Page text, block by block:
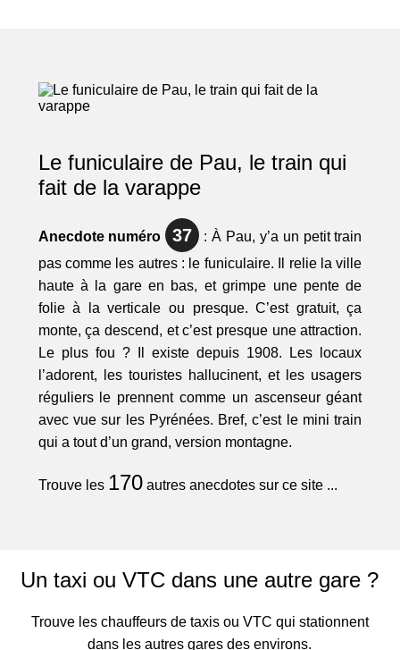
Le funiculaire de Pau, le train qui
fait de la varappe
Anecdote numéro 37
: À Pau, y’a un petit train
pas comme les autres : le funiculaire. Il relie la ville
haute à la gare en bas, et grimpe une pente de
folie à la verticale ou presque. C’est gratuit, ça
monte, ça descend, et c’est presque une attraction.
Le plus fou ? Il existe depuis 1908. Les locaux
l’adorent, les touristes hallucinent, et les usagers
réguliers le prennent comme un ascenseur géant
avec vue sur les Pyrénées. Bref, c’est le mini train
qui a tout d’un grand, version montagne.
Trouve les 170autres anecdotes sur ce site ...
Un taxi ou VTC dans une autre gare ?
Trouve les chauffeurs de taxis ou VTC qui stationnent
dans les autres gares des environs.